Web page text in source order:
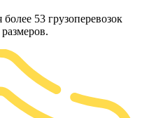
53 грузоперевозок